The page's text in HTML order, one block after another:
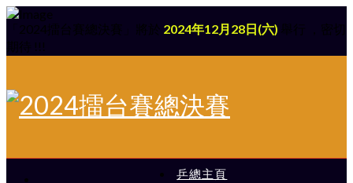
「2024擂台賽總決賽」將於 2024年12月28日(六) 舉行 ，密切
期待 !!!
乒總主頁